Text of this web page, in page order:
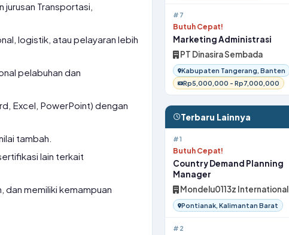
jurusan Transportasi,
logistik, atau pelayaran lebih
pelabuhan dan
Excel, PowerPoint) dengan
tambah.
lain terkait
dan memiliki kemampuan
#7
Butuh Cepat!
Marketing Administrasi
PT Dinasira Sembada
Kabupaten Tangerang, Banten
Rp5,000,000 - Rp7,000,000
Terbaru Lainnya
#1
Butuh Cepat!
Country Demand Planning
Manager
Mondelu0113z International
Pontianak, Kalimantan Barat
#2